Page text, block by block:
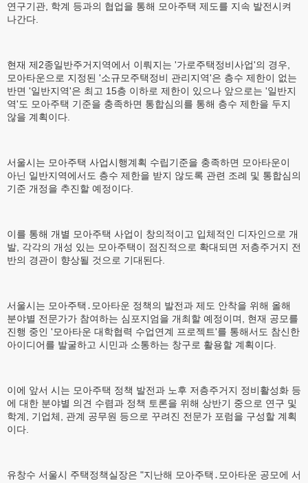
연구기관, 학계 등과의 협업을 통해 모아주택 제도를 지속 발전시켜
나간다.
현재 제2종일반주거지역에서 이뤄지는 '가로주택정비사업'의 경우,
모아타운으로 지정된 '소규모주택정비 관리지역'은 층수 제한이 없는
반면 '일반지역'은 최고 15층 이하로 제한이 있으나 앞으로는 '일반지
역'도 모아주택 기준을 충족하면 통합심의를 통해 층수 제한을 두지
않을 계획이다.
서울시는 모아주택 사업시행계획 수립기준을 충족하면 모아타운이
아닌 일반지역에서도 층수 제한을 받지 않도록 관련 조례 및 통합심의
기준 개정을 추진할 예정이다.
이를 통해 개별 모아주택 사업이 창의적이고 입체적인 디자인으로 개
발, 각각의 개성 있는 모아주택이 점진적으로 확대되면 저층주거지 전
반의 경관이 향상될 것으로 기대된다.
서울시는 모아주택․모아타운 정책의 발전과 제도 안착을 위해 올해
분야별 전문가가 참여하는 심포지엄을 개최할 예정이며, 현재 공모를
진행 중인 '모아타운 대학협력 수업연계 프로젝트'를 통해서도 참신한
아이디어를 발굴하고 시민과 소통하는 창구로 활용할 계획이다.
이에 앞서 시는 모아주택 정책 발전과 노후 저층주거지 정비활성화 등
에 대한 분야별 의견 수렴과 정책 토론을 위해 상반기 중으로 연구 및
학계, 기업체, 관계 공무원 등으로 꾸려진 전문가 포럼을 구성할 계획
이다.
유창수 서울시 주택정책실장은 "지난해 모아주택․모아타운 공모에 서